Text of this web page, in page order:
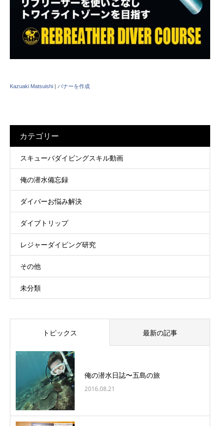
Kazuaki Matsuishi バナーを作成
カテゴリー
スキューバダイビングスキル動画
俺の潜水備忘録
ダイバーお悩み解決
ダイブトリップ
レジャーダイビング研究
その他
未分類
トピックス 最新の記事
俺の潜水日誌〜五島の旅
2016.08.21